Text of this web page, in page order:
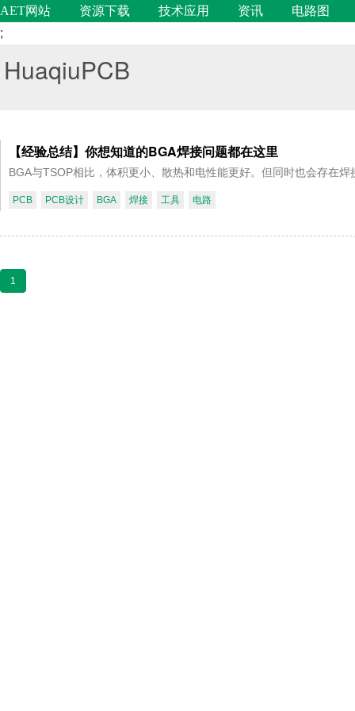
AET网站 资源下载 技术应用 资讯
电路图
;
HuaqiuPCB
【经验总结】你想知道的BGA焊接问题都在这里
BGA与TSOP相比，体积更小、散热和电性能更好。但同时也会存在
PCB PCB设计 BGA 焊接 工具 电路
1